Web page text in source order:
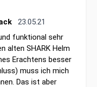
23. Mai 2021
23.05.21
funktional sehr
alten SHARK Helm
Erachtens besser
muss ich mich
Das ist aber